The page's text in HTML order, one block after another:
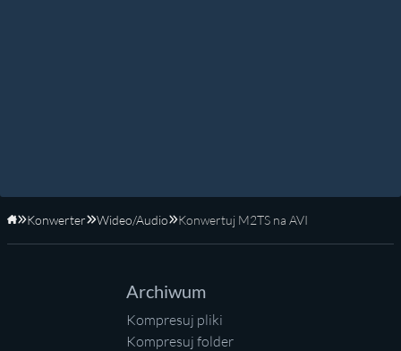
Strona główna
Konwerter Wideo/Audio Konwertuj M2TS na AVI
Archiwum
Kompresuj pliki
Kompresuj folder